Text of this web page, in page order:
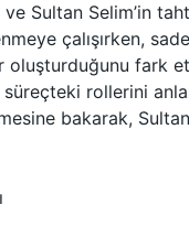
Sultan Selim’in
çalışırken,
fark
rollerini
bakarak, Sultan